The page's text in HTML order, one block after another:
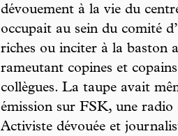
dévouement à la vie du
occupait au sein du comité
riches ou inciter à la baston
rameutant copines et
collègues. La taupe avait
émission sur FSK, une radio
Activiste dévouée et